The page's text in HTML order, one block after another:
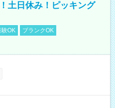
土日休み！ピッキング
験OK
ブランクOK